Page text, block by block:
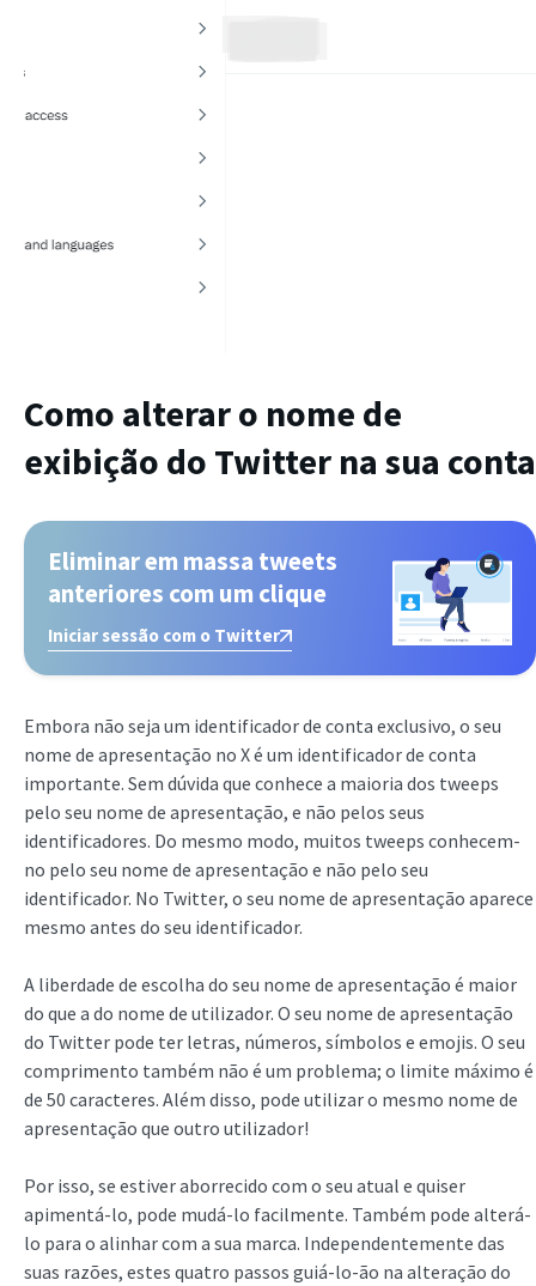
Como alterar o nome de
exibição do Twitter na sua conta
Eliminar em massa tweets
anteriores com um clique
Iniciar sessão com o Twitter
Embora não seja um identificador de conta exclusivo, o seu
nome de apresentação no X é um identificador de conta
importante. Sem dúvida que conhece a maioria dos tweeps
pelo seu nome de apresentação, e não pelos seus
identificadores. Do mesmo modo, muitos tweeps conhecem-
no pelo seu nome de apresentação e não pelo seu
identificador. No Twitter, o seu nome de apresentação aparece
mesmo antes do seu identificador.
A liberdade de escolha do seu nome de apresentação é maior
do que a do nome de utilizador. O seu nome de apresentação
do Twitter pode ter letras, números, símbolos e emojis. O seu
comprimento também não é um problema; o limite máximo é
de 50 caracteres. Além disso, pode utilizar o mesmo nome de
apresentação que outro utilizador!
Por isso, se estiver aborrecido com o seu atual e quiser
apimentá-lo, pode mudá-lo facilmente. Também pode alterá-
lo para o alinhar com a sua marca. Independentemente das
suas razões, estes quatro passos guiá-lo-ão na alteração do